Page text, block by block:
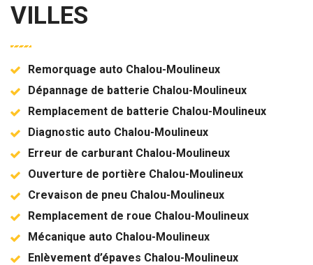
VILLES
Remorquage auto Chalou-Moulineux
Dépannage de batterie Chalou-Moulineux
Remplacement de batterie Chalou-Moulineux
Diagnostic auto Chalou-Moulineux
Erreur de carburant Chalou-Moulineux
Ouverture de portière Chalou-Moulineux
Crevaison de pneu Chalou-Moulineux
Remplacement de roue Chalou-Moulineux
Mécanique auto Chalou-Moulineux
Enlèvement d’épaves Chalou-Moulineux